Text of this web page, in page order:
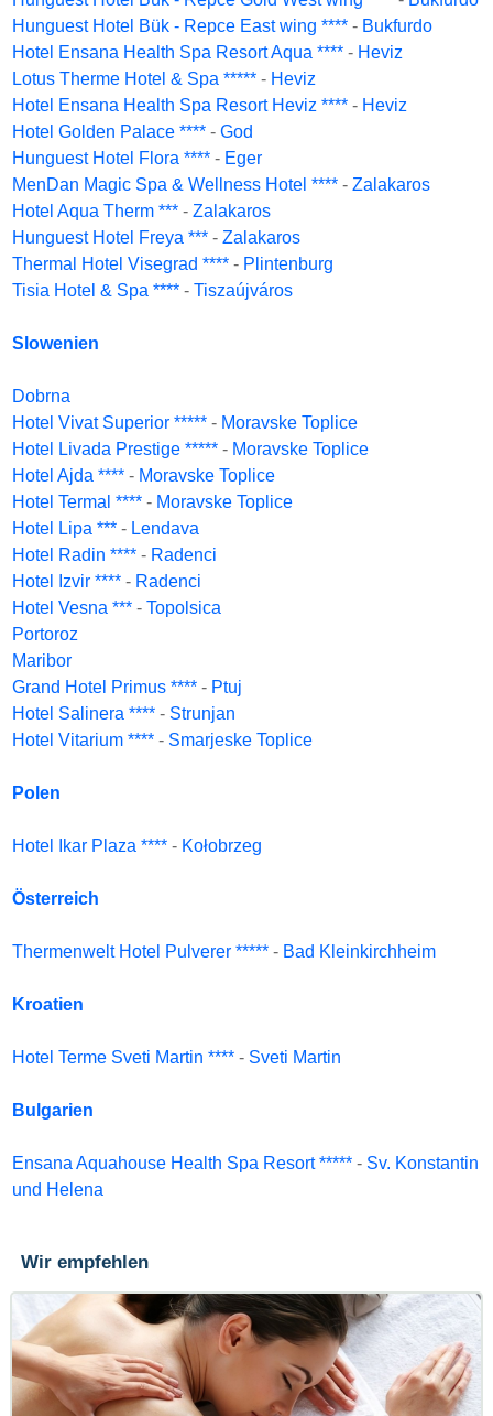
Hunguest Hotel Bük - Repce East wing **** - Bukfurdo
Hotel Ensana Health Spa Resort Aqua **** - Heviz
Lotus Therme Hotel & Spa ***** - Heviz
Hotel Ensana Health Spa Resort Heviz **** - Heviz
Hotel Golden Palace **** - God
Hunguest Hotel Flora **** - Eger
MenDan Magic Spa & Wellness Hotel **** - Zalakaros
Hotel Aqua Therm *** - Zalakaros
Hunguest Hotel Freya *** - Zalakaros
Thermal Hotel Visegrad **** - Plintenburg
Tisia Hotel & Spa **** - Tiszaújváros
Slowenien
Dobrna
Hotel Vivat Superior ***** - Moravske Toplice
Hotel Livada Prestige ***** - Moravske Toplice
Hotel Ajda **** - Moravske Toplice
Hotel Termal **** - Moravske Toplice
Hotel Lipa *** - Lendava
Hotel Radin **** - Radenci
Hotel Izvir **** - Radenci
Hotel Vesna *** - Topolsica
Portoroz
Maribor
Grand Hotel Primus **** - Ptuj
Hotel Salinera **** - Strunjan
Hotel Vitarium **** - Smarjeske Toplice
Polen
Hotel Ikar Plaza **** - Kołobrzeg
Österreich
Thermenwelt Hotel Pulverer ***** - Bad Kleinkirchheim
Kroatien
Hotel Terme Sveti Martin **** - Sveti Martin
Bulgarien
Ensana Aquahouse Health Spa Resort ***** - Sv. Konstantin
und Helena
Wir empfehlen